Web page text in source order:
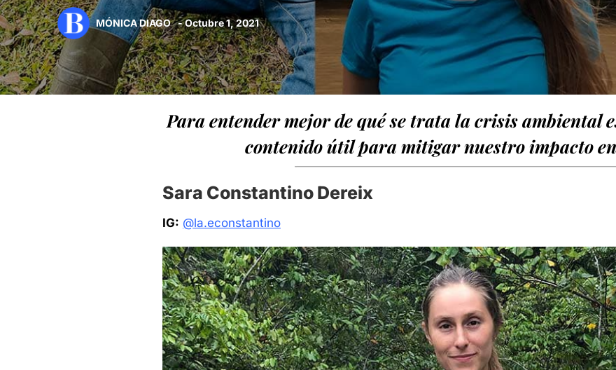
MÓNICA DIAGO - Octubre 1, 2021
Para entender mejor de qué se trata la crisis ambiental
contenido útil para mitigar nuestro impacto
Sara Constantino Dereix
IG: @la.econstantino